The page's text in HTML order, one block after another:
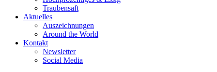
Traubensaft
Aktuelles
Auszeichnungen
Around the World
Kontakt
Newsletter
Social Media